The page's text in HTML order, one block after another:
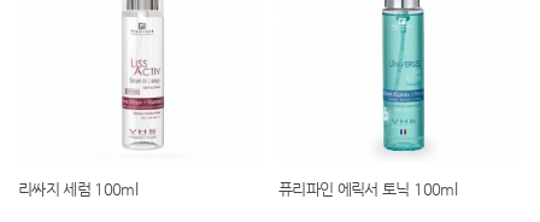
리싸지 세럼 100ml 퓨리파인 에릭서 토닉 100ml